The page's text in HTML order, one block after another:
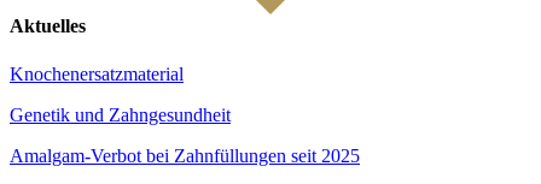
Aktuelles
Knochenersatzmaterial
Genetik und Zahngesundheit
Amalgam-Verbot bei Zahnfüllungen seit 2025